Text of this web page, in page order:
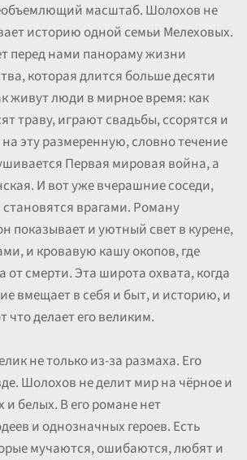
масштаб. Шолохов не
историю одной семьи Мелеховых.
перед нами панораму жизни
которая длится больше десяти
живут люди в мирное время: как
траву, играют свадьбы, ссорятся и
эту размеренную, словно течение
Первая мировая война, а
И вот уже вчерашние соседи,
становятся врагами. Роману
показывает и уютный свет в курене,
и кровавую кашу окопов, где
от смерти. Эта широта охвата, когда
вмещает в себя и быт, и историю, и
делает его великим.
не только из-за размаха. Его
Шолохов не делит мир на чёрное и
и белых. В его романе нет
и однозначных героев. Есть
мучаются, ошибаются, любят и